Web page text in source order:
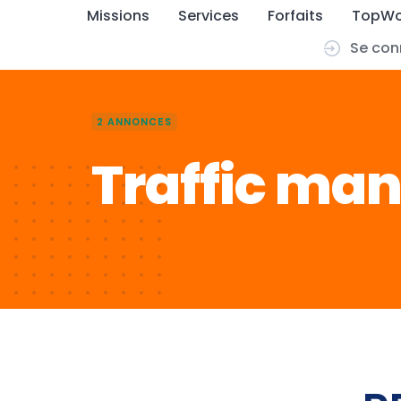
Missions Services Forfaits
Se
2 ANNONCES
Traffic